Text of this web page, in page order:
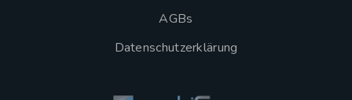
AGBs
Datenschutzerklärung